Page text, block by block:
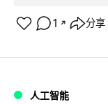
1 ↗ 分享
人工智能